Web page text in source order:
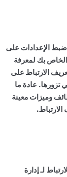
الإعدادات على
بك لمعرفة
الارتباط على
تزورها. عادة ما
وميزات معينة
لـ إدارة